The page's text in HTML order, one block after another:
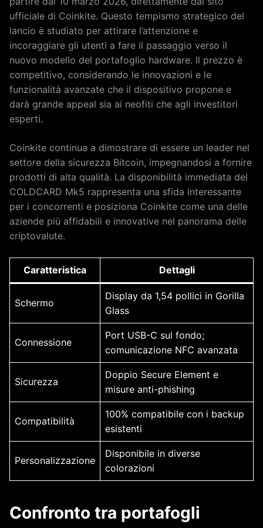
ufficiale di Coinkite. Questo tempismo strategico del
lancio è studiato per attirare l’attenzione e
incoraggiare gli utenti a fare il passaggio verso il
nuovo modello del portafoglio hardware. Il prezzo è
competitivo, considerando le innovazioni e le
funzionalità avanzate che il dispositivo propone e
darà grande appeal sia ai neofiti che agli investitori
esperti.
Coinkite continua a dimostrare di essere un leader nel
settore della sicurezza Bitcoin, impegnandosi a fornire
prodotti di alta qualità. La disponibilità immediata del
COLDCARD Mk5 rappresenta una sfida interessante
per i concorrenti e posiziona Coinkite come una delle
aziende più affidabili e innovative nel panorama delle
criptovalute.
Caratteristica Dettagli
Schermo
Display da 1,54 pollici in Gorilla
Glass
Connessione
Port USB-C sul fondo;
comunicazione NFC avanzata
Sicurezza
Doppio Secure Element e
misure anti-phishing
Compatibilità
100% compatibile con i backup
esistenti
Personalizzazione
Disponibile in diverse
colorazioni
Confronto tra portafogli